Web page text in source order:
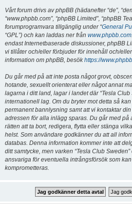
Vårt forum drivs av phpBB (hädanefter “de”,
“www.phpbb.com”, “phpBB Limited”, “phpBB
forumprogramvara tillgänglig under “General
“GPL”) och kan laddas ner från www.phpbb.com
endast Internetbaserade diskussioner, phpBB
vi tillåter och/eller förbjuder för innehåll och/
information om phpBB, besökhttps://
Du går med på att inte posta något grovt,
hotande, sexuellt orienterat eller något annat
lagarna i ditt land, lagar i landet där “Tesla Club
internationell lag. Om du bryter mot detta så
permanent bannlysning samt att vi kontaktar
adressen för alla inlägg sparas. Du går med på
rätten att ta bort, redigera, flytta eller stänga
helst. Som användare godkänner du att all
databas. Denna information kommer inte att
ditt samtycke, men varken “Tesla Club
ansvariga för eventuella intrångsförsök som
komprometteras.